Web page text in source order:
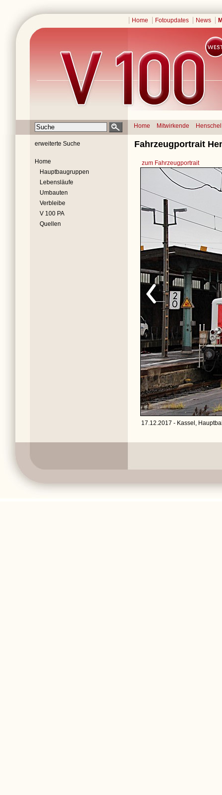
Home Fotoupdates News
Home Mitwirkende
erweiterte Suche
Home
Hauptbaugruppen
Lebensläufe
Umbauten
Verbleibe
V 100 PA
Quellen
Fahrzeugportrait
zum Fahrzeugportrait
17.12.2017 - Kassel,